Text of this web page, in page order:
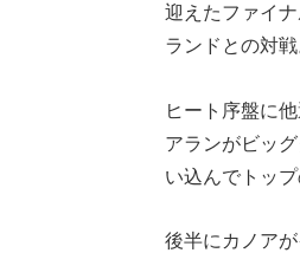
迎えたファイ
ランドとの対戦
ヒート序盤に
アランがビッ
い込んでトップ
後半にカノア